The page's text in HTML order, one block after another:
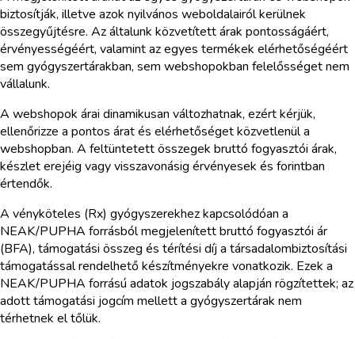
biztosítják, illetve azok nyilvános weboldalairól kerülnek
összegyűjtésre. Az általunk közvetített árak pontosságáért,
érvényességéért, valamint az egyes termékek elérhetőségéért
sem gyógyszertárakban, sem webshopokban felelősséget nem
vállalunk.
A webshopok árai dinamikusan változhatnak, ezért kérjük,
ellenőrizze a pontos árat és elérhetőséget közvetlenül a
webshopban. A feltüntetett összegek bruttó fogyasztói árak,
készlet erejéig vagy visszavonásig érvényesek és forintban
értendők.
A vényköteles (Rx) gyógyszerekhez kapcsolódóan a
NEAK/PUPHA forrásból megjelenített bruttó fogyasztói ár
(BFA), támogatási összeg és térítési díj a társadalombiztosítási
támogatással rendelhető készítményekre vonatkozik. Ezek a
NEAK/PUPHA forrású adatok jogszabály alapján rögzítettek; az
adott támogatási jogcím mellett a gyógyszertárak nem
térhetnek el tőlük.